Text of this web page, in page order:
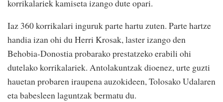
korrikalariek kamiseta izango dute opari.
Iaz 360 korrikalari inguruk parte hartu zuten. Parte hartze
handia izan ohi du Herri Krosak, laster izango den
Behobia-Donostia probarako prestatzeko erabili ohi
dutelako korrikalariek. Antolakuntzak dioenez, urte guzti
hauetan probaren iraupena auzokideen, Tolosako Udalaren
eta babesleen laguntzak bermatu du.